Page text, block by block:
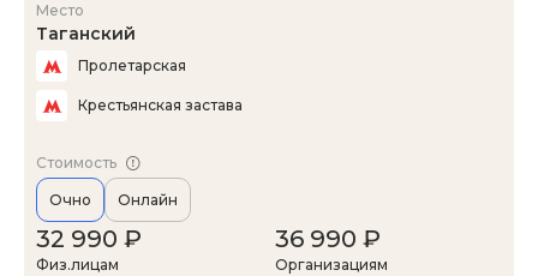
Место
Таганский
Пролетарская
Крестьянская застава
Стоимость
Очно Онлайн
32 990 ₽
Физ.лицам
36 990 ₽
Организациям